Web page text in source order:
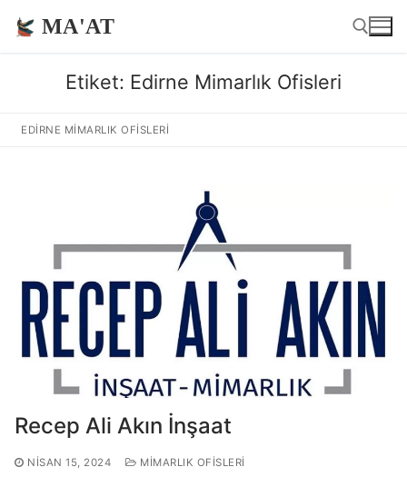
atla
MA'AT
Etiket: Edirne Mimarlık Ofisleri
EDIRNE MIMARLIK OFISLERI
Recep Ali Akın İnşaat
NISAN 15, 2024 MIMARLIK OFISLERI